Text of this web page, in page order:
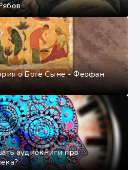
о Боге Сыне - Феофан
аудиокниги про